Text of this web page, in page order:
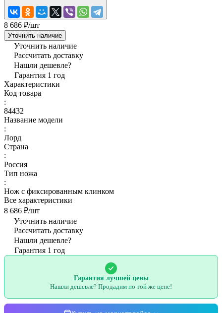
8 686 ₽/шт
Уточнить наличие
Уточнить наличие
Рассчитать доставку
Нашли дешевле?
Гарантия 1 год
Характеристики
Код товара
:
84432
Название модели
:
Лорд
Страна
:
Россия
Тип ножа
:
Нож с фиксированным клинком
Все характеристики
8 686 ₽/шт
Уточнить наличие
Рассчитать доставку
Нашли дешевле?
Гарантия 1 год
Гарантия лучшей цены
Нашли дешевле? Продадим по той же цене!